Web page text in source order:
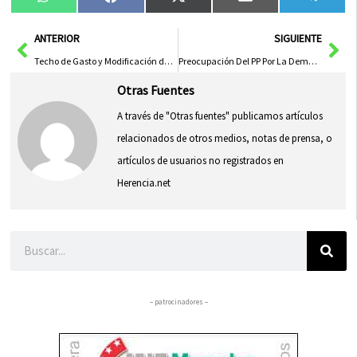
en
en
en
(Twitter) en
en
AntANTERIOR
Techo de Gasto y Modificación de la Ley de Aguas: Temas Clave en el Pleno de Cortes para el Tercer Período de Sesiones
SIGUIENTE
Preocupación Del PP Por La Demora En La Apertura Del Parador De Molina De Aragón
Otras Fuentes
A través de "Otras fuentes" publicamos artículos
relacionados de otros medios, notas de prensa, o
artículos de usuarios no registrados en
Herencia.net
– patrocinadores –